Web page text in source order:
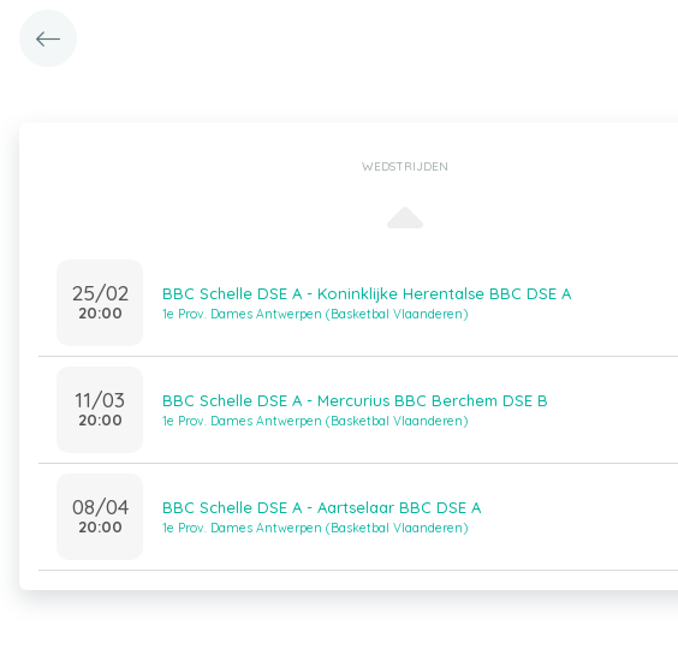
WEDSTRIJDEN
25/02
20:00
BBC Schelle DSE A - Koninklijke Herentalse BBC DSE A
1e Prov. Dames Antwerpen (Basketbal Vlaanderen)
11/03
20:00
BBC Schelle DSE A - Mercurius BBC Berchem DSE B
1e Prov. Dames Antwerpen (Basketbal Vlaanderen)
08/04
20:00
BBC Schelle DSE A - Aartselaar BBC DSE A
1e Prov. Dames Antwerpen (Basketbal Vlaanderen)